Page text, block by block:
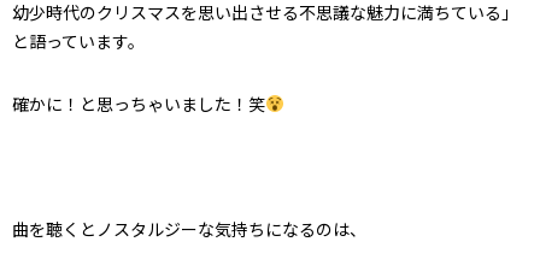
幼少時代のクリスマスを思い出させる不思議な魅力に満ちている」
と語っています。
確かに！ と思っちゃいました！笑
曲を聴くとノスタルジーな気持ちになるのは、